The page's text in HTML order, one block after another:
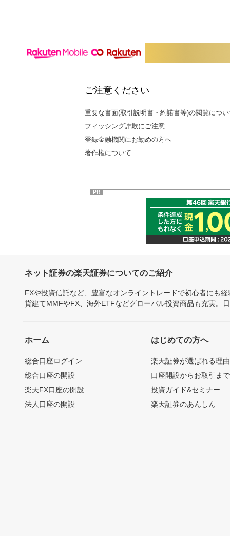
ご注意ください
重要な書面(取引説明書・約諾書等)の閲覧につ
フィッシング詐欺にご注意
登録金融機関にお勤めの方へ
著作権について
PR
ネット証券の楽天証券についてのご紹介
FXや投資信託など、豊富なオンライントレードで初心者にも
貨建てMMFやFX、海外ETFなどグローバル投資商品も充実。
ホーム
総合口座ログイン
総合口座の開設
楽天FX口座の開設
法人口座の開設
はじめての方へ
楽天証券が選ばれる理由
口座開設からお取引ま
投資ガイド&セミナー
楽天証券のあんしん